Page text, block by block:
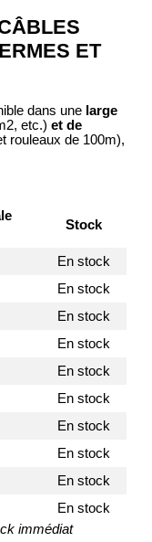
ET
dans une large
etc.) et de
rouleaux de 100m),
Stock
En stock
En stock
En stock
En stock
En stock
En stock
En stock
En stock
En stock
En stock
immédiat